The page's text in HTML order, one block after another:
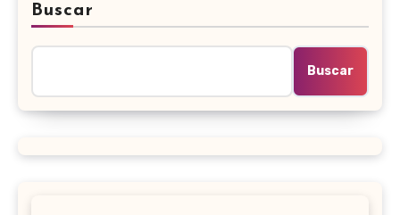
Buscar
Buscar